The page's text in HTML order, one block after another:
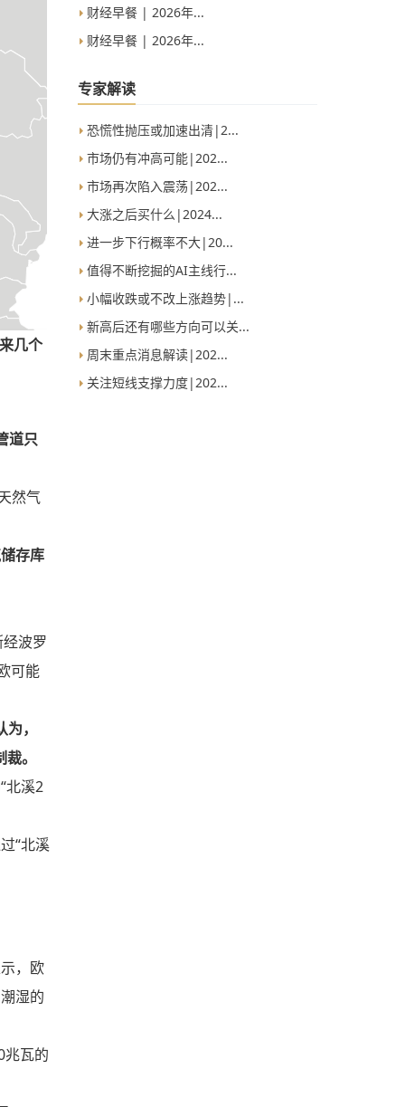
几个
道只
然气
存库
波罗
可能
，
。
北溪2
“北溪
，欧
湿的
兆瓦的
财经早餐 | 2026年...
财经早餐 | 2026年...
专家解读
恐慌性抛压或加速出清|2...
市场仍有冲高可能|202...
市场再次陷入震荡|202...
大涨之后买什么|2024...
进一步下行概率不大|20...
值得不断挖掘的AI主线行...
小幅收跌或不改上涨趋势|...
新高后还有哪些方向可以关...
周末重点消息解读|202...
关注短线支撑力度|202...